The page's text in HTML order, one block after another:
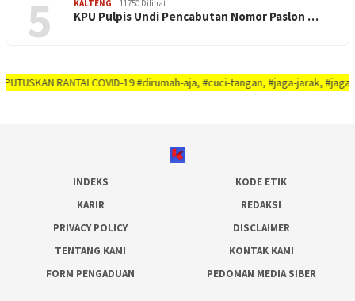
5 KALTENG 11750 Dilihat
KPU Pulpis Undi Pencabutan Nomor Paslon …
RANTAI COVID-19 #dirumah-aja, #cuci-tangan, #jaga-jarak, #jaga-
INDEKS
KODE ETIK
KARIR
REDAKSI
PRIVACY POLICY
DISCLAIMER
TENTANG KAMI
KONTAK KAMI
FORM PENGADUAN
PEDOMAN MEDIA SIBER